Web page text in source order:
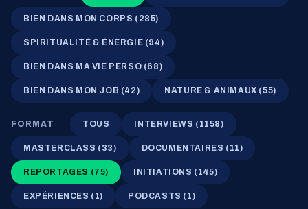
BIEN DANS MON CORPS ( 285)
SPIRITUALITÉ & ÉNERGIE (94)
BIEN DANS MA VIE PERSO (68)
BIEN DANS MON JOB (42) NATURE & ANIMAUX (55)
FORMAT TOUS INTERVIEWS ( 1158)
MASTERCLASS ( 33) DOCUMENTAIRES ( 11)
REPORTAGES (75) INITIATIONS ( 145)
EXPÉRIENCES ( 1) PODCASTS ( 1)